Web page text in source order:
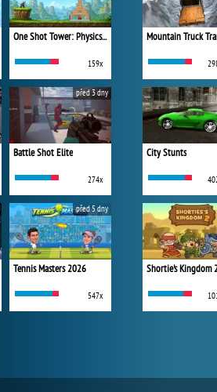
One Shot Tower: Physics Destroyer
159x
Battle Shot Elite
274x
před 3 dny
Tennis Masters 2026
547x
před 5 dny
Mountain Truck
City Stunts
Shortie's Kingdom